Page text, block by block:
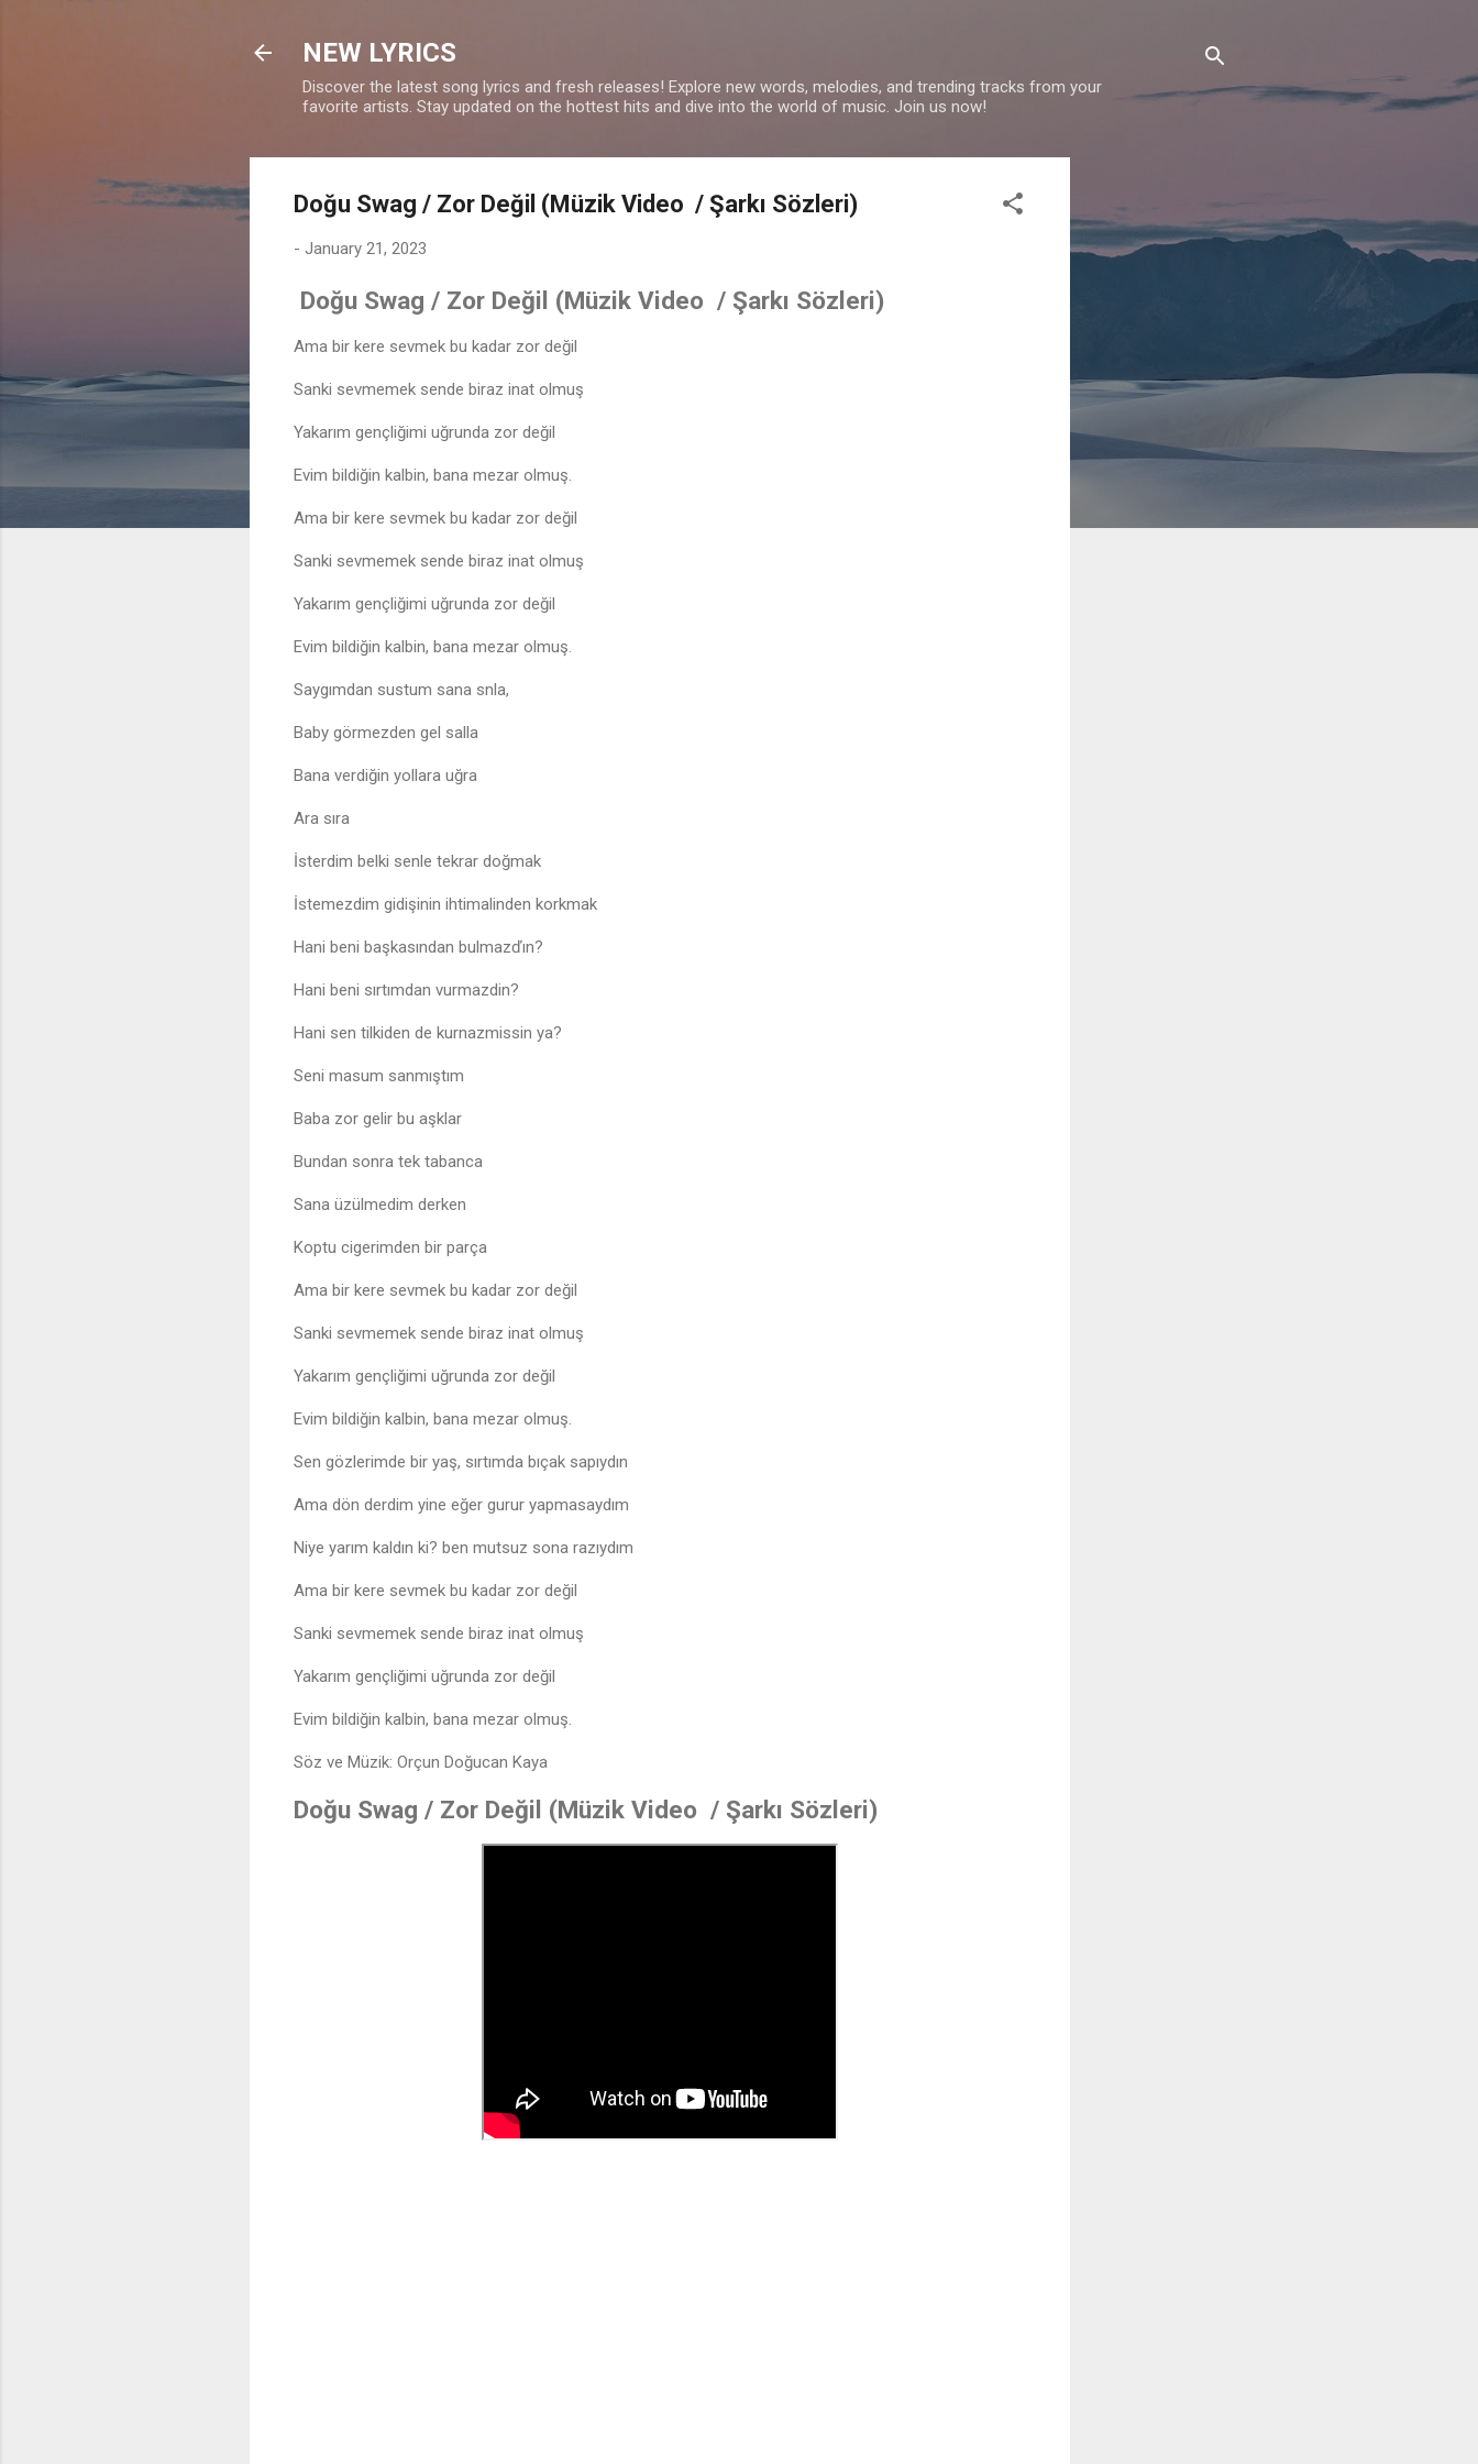
NEW LYRICS
Discover the latest song lyrics and fresh releases! Explore new words, melodies, and trending tracks from your
favorite artists. Stay updated on the hottest hits and dive into the world of music. Join us now!
Doğu Swag / Zor Değil (Müzik Video / Şarkı Sözleri)
- January 21, 2023
Doğu Swag / Zor Değil (Müzik Video / Şarkı Sözleri)
Ama bir kere sevmek bu kadar zor değil
Sanki sevmemek sende biraz inat olmuş
Yakarım gençliğimi uğrunda zor değil
Evim bildiğin kalbin, bana mezar olmuş.
Ama bir kere sevmek bu kadar zor değil
Sanki sevmemek sende biraz inat olmuş
Yakarım gençliğimi uğrunda zor değil
Evim bildiğin kalbin, bana mezar olmuş.
Saygımdan sustum sana snla,
Baby görmezden gel salla
Bana verdiğin yollara uğra
Ara sıra
İsterdim belki senle tekrar doğmak
İstemezdim gidişinin ihtimalinden korkmak
Hani beni başkasından bulmazďın?
Hani beni sırtımdan vurmazdin?
Hani sen tilkiden de kurnazmissin ya?
Seni masum sanmıştım
Baba zor gelir bu aşklar
Bundan sonra tek tabanca
Sana üzülmedim derken
Koptu cigerimden bir parça
Ama bir kere sevmek bu kadar zor değil
Sanki sevmemek sende biraz inat olmuş
Yakarım gençliğimi uğrunda zor değil
Evim bildiğin kalbin, bana mezar olmuş.
Sen gözlerimde bir yaş, sırtımda bıçak sapıydın
Ama dön derdim yine eğer gurur yapmasaydım
Niye yarım kaldın ki? ben mutsuz sona razıydım
Ama bir kere sevmek bu kadar zor değil
Sanki sevmemek sende biraz inat olmuş
Yakarım gençliğimi uğrunda zor değil
Evim bildiğin kalbin, bana mezar olmuş.
Söz ve Müzik: Orçun Doğucan Kaya
Doğu Swag / Zor Değil (Müzik Video / Şarkı Sözleri)